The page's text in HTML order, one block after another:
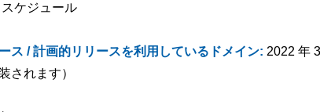
ケジュール
ス / 計画的リリースを利用しているドメイン: 2022 年
されます）